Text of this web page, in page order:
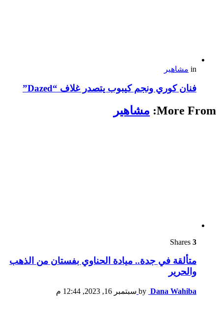
in مشاهير
فنان كوري ونجم كيبوب يتصدر غلاف “Dazed”
More From: مشاهير
3
متألقة في جدة.. ميادة الحناوي بفستان من الذهب
والحرير
by Dana Wahiba سبتمبر 16, 2023, 12:44 م